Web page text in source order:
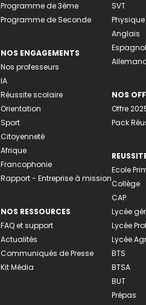
Programme de 3ème
Programme de Seconde
NOS ENGAGEMENTS
Nos professeurs
IA
Réussite scolaire
Orientation
Sport
Citoyenneté
Afrique
Francophonie
Rapport - Entreprise à mission
NOS RESSOURCES
FAQ et support
Actualités
Communiqués de Presse
Kit Média
SVT
Anglais
Espagnol
NOS
Offre
Pack
Ecole
Collège
CAP
Lycée
Lycée
Lycée
BTS
BTSA
BUT
Prépas